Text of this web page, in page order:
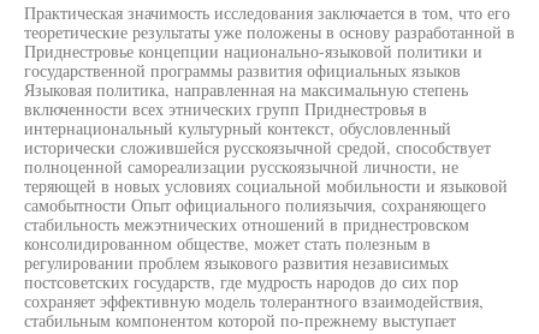
Практическая значимость исследования заключается в том, что его
теоретические результаты уже положены в основу разработанной в
Приднестровье концепции национально-языковой политики и
государственной программы развития официальных языков
Языковая политика, направленная на максимальную степень
включенности всех этнических групп Приднестровья в
интернациональный культурный контекст, обусловленный
исторически сложившейся русскоязычной средой, способствует
полноценной самореализации русскоязычной личности, не
теряющей в новых условиях социальной мобильности и языковой
самобытности Опыт официального полиязычия, сохраняющего
стабильность межэтнических отношений в приднестровском
консолидированном обществе, может стать полезным в
регулировании проблем языкового развития независимых
постсоветских государств, где мудрость народов до сих пор
сохраняет эффективную модель толерантного взаимодействия,
стабильным компонентом которой по-прежнему выступает